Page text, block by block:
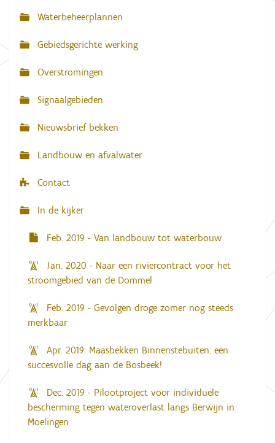
a
i
g
t
Waterbeheerplannen
Gebiedsgerichte werking
Overstromingen
Signaalgebieden
Nieuwsbrief bekken
Landbouw en afvalwater
Contact
In de kijker
Feb. 2019 - Van landbouw tot waterbouw
Jan. 2020 - Naar een riviercontract voor het
stroomgebied van de Dommel
Feb. 2019 - Gevolgen droge zomer nog steeds
merkbaar
Apr. 2019: Maasbekken Binnenstebuiten: een
succesvolle dag aan de Bosbeek!
Dec. 2019 - Pilootproject voor individuele
bescherming tegen wateroverlast langs Berwijn in
Moelingen